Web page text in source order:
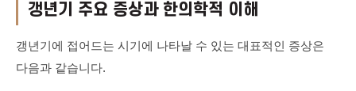
갱년기 주요 증상과 한의학적 이해
갱년기에 접어드는 시기에 나타날 수 있는 대표적인 증상은
다음과 같습니다.